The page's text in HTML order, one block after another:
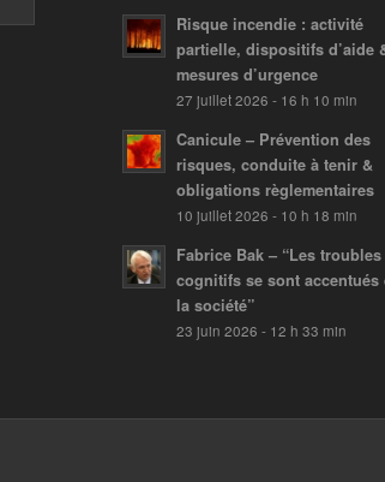
Risque incendie : activité
partielle, dispositifs d’aide
mesures d’urgence
27 juillet 2026 - 16 h 10 min
Canicule – Prévention des
risques, conduite à tenir &
obligations règlementaires
10 juillet 2026 - 10 h 18 min
Fabrice Bak – “Les troubles
cognitifs se sont accentués
la société”
23 juin 2026 - 12 h 33 min